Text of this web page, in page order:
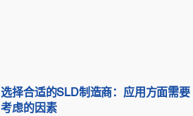
选择合适的SLD制造商：应用方面需要
考虑的因素